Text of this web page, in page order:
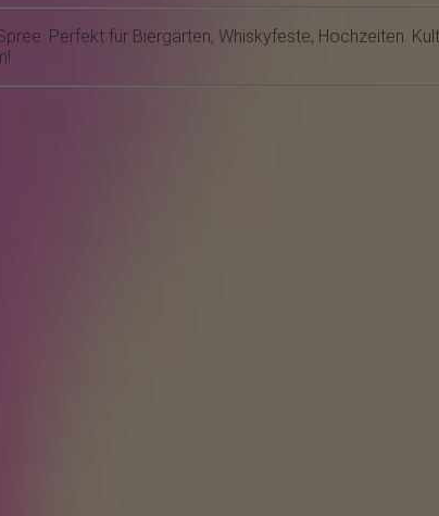
Perfekt für Biergärten, Whiskyfeste, Hochzeiten.